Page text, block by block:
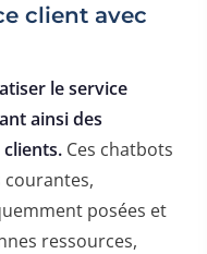
client avec
le service
ainsi des
Ces chatbots
posées et
ressources,